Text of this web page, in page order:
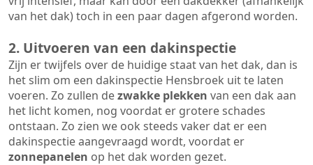
van het dak) toch in een paar dagen afgerond worden.
2. Uitvoeren van een dakinspectie
Zijn er twijfels over de huidige staat van het dak, dan is
het slim om een dakinspectie Hensbroek uit te laten
voeren. Zo zullen dezwakke plekken van een dak aan
het licht komen, nog voordat er grotere schades
ontstaan. Zo zien we ook steeds vaker dat er een
dakinspectie aangevraagd wordt, voordat er
zonnepanelen op het dak worden gezet.